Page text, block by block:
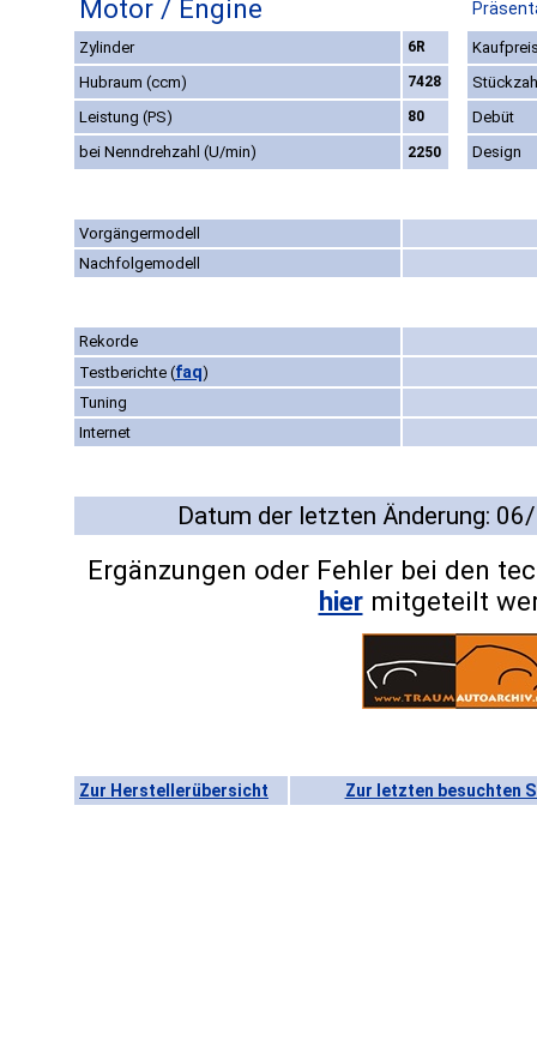
Motor / Engine
Zylinder 6R
Hubraum (ccm)
7428
Leistung (PS)
80
Debüt
bei Nenndrehzahl (U/min)
2250 Design
Vorgängermodell
Nachfolgemodell
Rekorde
Testberichte (faq)
Tuning
Internet
Datum der letzten Änderung:
Ergänzungen oder Fehler bei den
hiermitgeteilt
Zur Herstellerübersicht Zur letzten besuchten